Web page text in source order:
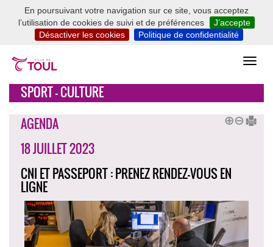
En poursuivant votre navigation sur ce site, vous acceptez
l’utilisation de cookies de suivi et de préférences
J’accepte
Désactiver les cookies
Politique de confidentialité
SPORT - CULTURE
AGENDA
18 JUILLET 2023
CNI ET PASSEPORT : PRENEZ RENDEZ-VOUS EN
LIGNE